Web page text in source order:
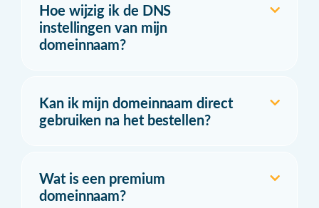
Hoe wijzig ik de DNS
instellingen van mijn
domeinnaam?
Kan ik mijn domeinnaam direct
gebruiken na het bestellen?
Wat is een premium
domeinnaam?